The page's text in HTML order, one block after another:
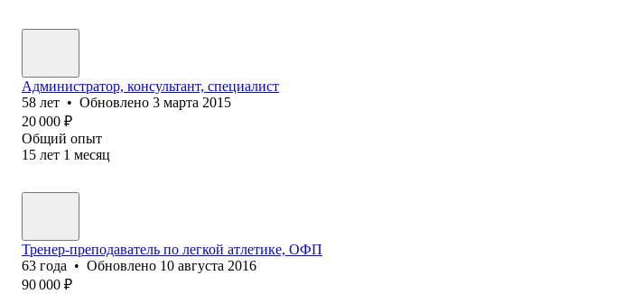
Администратор, консультант, специалист
58 лет • Обновлено 3 марта 2015
20 000 ₽
Общий опыт
15 лет 1 месяц
Тренер-преподаватель по легкой атлетике, ОФП
63 года • Обновлено 10 августа 2016
90 000 ₽